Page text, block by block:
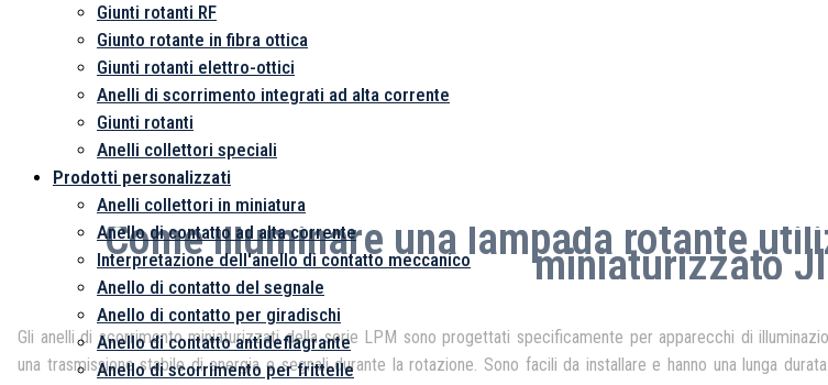
Giunti rotanti RF
Giunto rotante in fibra ottica
Giunti rotanti elettro-ottici
Anelli di scorrimento integrati ad alta corrente
Giunti rotanti
Anelli collettori speciali
Prodotti personalizzati
Anelli collettori in miniatura
Anello di contatto ad alta corrente
Interpretazione dell'anello di contatto meccanico
Anello di contatto del segnale
Anello di contatto per giradischi
Anello di contatto antideflagrante
Anello di scorrimento per frittelle
Come illuminare una lampada rotante
miniaturizzato
Gli anelli di scorrimento miniaturizzati della serie LPM sono progettati specificamente per apparecchi di
una trasmissione stabile di energia e segnali durante la rotazione. Sono facili da installare e hanno una lunga durata.